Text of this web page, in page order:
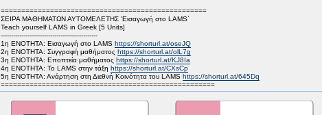
==================================================
ΣΕΙΡΑ ΜΑΘΗΜΑΤΩΝ ΑΥΤΟΜΕΛΕΤΗΣ 'Εισαγωγή στο LAMS΄
Teach yourself LAMS in Greek [5 Units]
-----------------------------------------------
1η ΕΝΟΤΗΤΑ: Εισαγωγή στο LAMS https://shorturl.at/oseJQ
2η ΕΝΟΤΗΤΑ: Συγγραφή μαθήματος https://shorturl.at/olL7g
3η ΕΝΟΤΗΤΑ: Εποπτεία μαθήματος https://shorturl.at/KJ8Ia
4η ΕΝΟΤΗΤΑ: Το LAMS στην τάξη https://shorturl.at/CXsCp
5η ΕΝΟΤΗΤΑ: Ανάρτηση στη Διεθνή Κοινότητα του LAMS https://shorturl.at/645Dq
====================================================